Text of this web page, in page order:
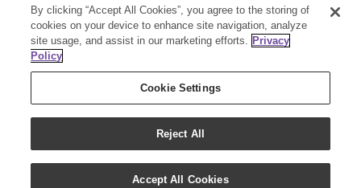
COPYRIGHT (C) 2020 - ALLE RECHTEN
VOORBEHOUDEN - YOUNG LIVING
By clicking “Accept All Cookies”, you agree to the storing of
cookies on your device to enhance site navigation, analyze
site usage, and assist in our marketing efforts. Privacy
Policy
Cookie Settings
Reject All
Accept All Cookies